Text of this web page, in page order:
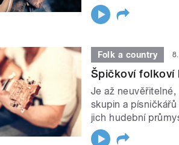
Folk a country
Špičkoví folkoví
Je až
skupin a
jich hudební